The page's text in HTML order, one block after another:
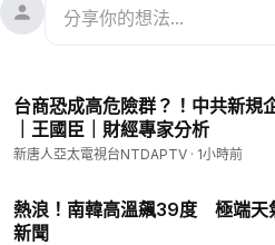
台商恐成高危險群？！中共新規
｜王國臣｜財經專家分析
新唐人亞太電視台NTDAPTV · 1小時前
熱浪！南韓高溫飆39度 極端天
新聞